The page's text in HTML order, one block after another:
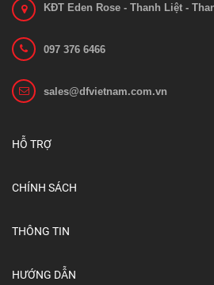
KĐT Eden Rose - Thanh Liệt -
097 376 6466
sales@dfvietnam.com.vn
HỖ TRỢ
CHÍNH SÁCH
THÔNG TIN
HƯỚNG DẪN